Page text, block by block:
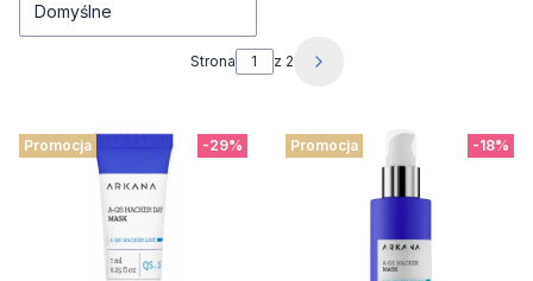
Domyślne
Strona z 2 Następne produkty
-29%
Promocja -18%
Promocja